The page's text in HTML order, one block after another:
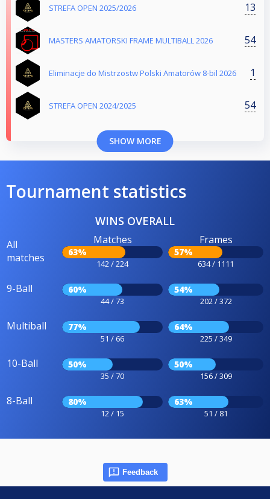
STREFA OPEN 2025/2026 13
MASTERS AMATORSKI FRAME MULTIBALL 2026 54
Eliminacje do Mistrzostw Polski Amatorów 8-bil 2026 1
STREFA OPEN 2024/2025 54
SHOW MORE
Tournament statistics
WINS OVERALL
All
matches
Matches
63%
142 / 224
Frames
57%
634 / 1111
9-Ball 60%
44 / 73
54%
202 / 372
Multiball 77%
51 / 66
64%
225 / 349
10-Ball 50%
35 / 70
50%
156 / 309
8-Ball 80%
12 / 15
63%
51 / 81
Feedback